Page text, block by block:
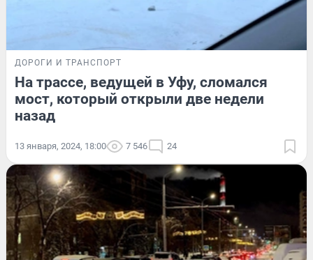
ДОРОГИ И ТРАНСПОРТ
На трассе, ведущей в Уфу, сломался
мост, который открыли две недели
назад
13 января, 2024, 18:00 7 546 24